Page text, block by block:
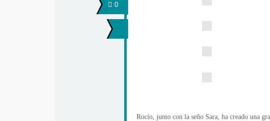
0
Rocío, junto con la seño Sara, ha creado una